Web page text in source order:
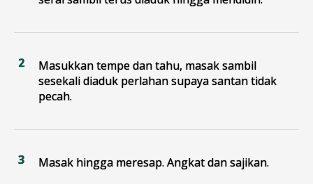
Masukkan tempe dan tahu, masak sambil
sesekali diaduk perlahan supaya santan tidak
pecah.
Masak hingga meresap. Angkat dan sajikan.